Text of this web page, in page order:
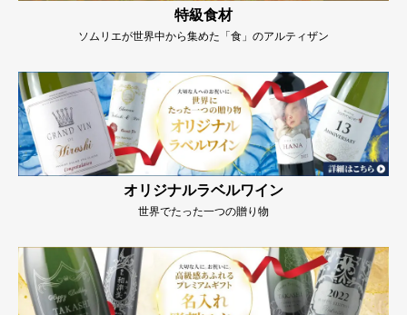
特級食材
ソムリエが世界中から集めた「食」のアルティザン
オリジナルラベルワイン
世界でたった一つの贈り物